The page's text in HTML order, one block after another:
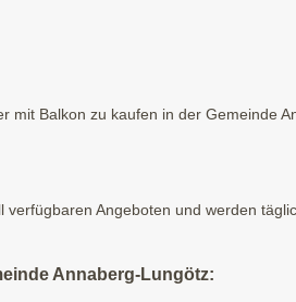
mit Balkon zu kaufen in der Gemeinde
Angeboten und werden
Annaberg-Lungötz: